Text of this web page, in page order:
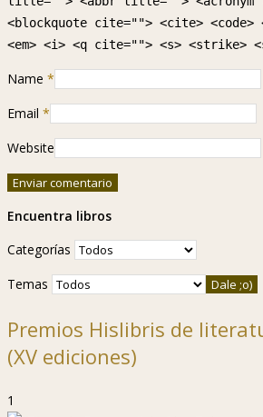
<blockquote cite=""> <cite> <code>
<em> <i> <q cite=""> <s> <strike>
Name *
Email *
Website
Encuentra libros
Categorías
Temas
Premios Hislibris de
(XV ediciones)
1